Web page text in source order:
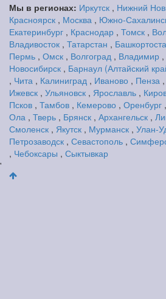
Мы в регионах: Иркутск , Нижний
Красноярск , Москва , Южно-
Екатеринбург , Краснодар , Томск ,
Владивосток , Татарстан ,
Пермь , Омск , Волгоград , Владимир ,
Новосибирск , Барнаул (Алтайский
, Чита , Калиниград , Иваново , Пенза ,
Ижевск , Ульяновск , Ярославль ,
Псков , Тамбов , Кемерово , Оренбург ,
Ола , Тверь , Брянск , Архангельск ,
Смоленск , Якутск , Мурманск , Улан-
Петрозаводск , Севастополь ,
, Чебоксары , Сыктывкар
'